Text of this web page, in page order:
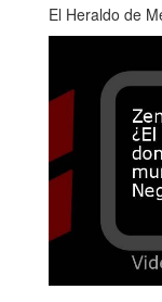
El Heraldo de